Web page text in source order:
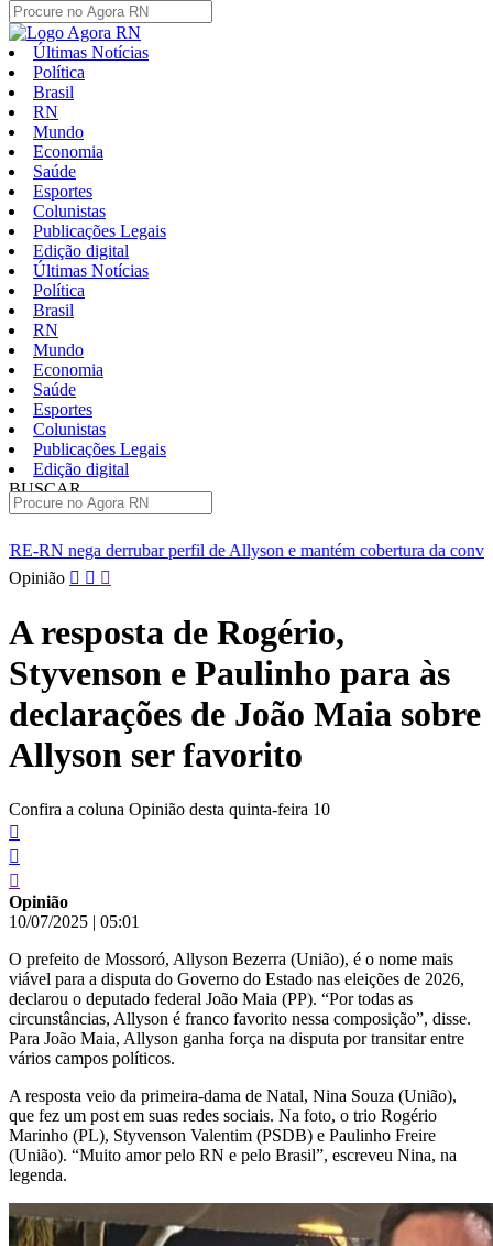
Últimas Notícias
Política
Brasil
RN
Mundo
Economia
Saúde
Esportes
Colunistas
Publicações Legais
Edição digital
Últimas Notícias
Política
Brasil
RN
Mundo
Economia
Saúde
Esportes
Colunistas
Publicações Legais
Edição digital
BUSCAR
de Allyson e mantém cobertura da convenção
Dupla de
Pular
para
conteúdo
Opinião
A resposta de Rogério,
Styvenson e Paulinho para às
declarações de João Maia sobre
Allyson ser favorito
Confira a coluna Opinião desta quinta-feira 10
Opinião
10/07/2025 | 05:01
O prefeito de Mossoró, Allyson Bezerra (União), é o nome mais
viável para a disputa do Governo do Estado nas eleições de 2026,
declarou o deputado federal João Maia (PP). “Por todas as
circunstâncias, Allyson é franco favorito nessa composição”, disse.
Para João Maia, Allyson ganha força na disputa por transitar entre
vários campos políticos.
A resposta veio da primeira-dama de Natal, Nina Souza (União),
que fez um post em suas redes sociais. Na foto, o trio Rogério
Marinho (PL), Styvenson Valentim (PSDB) e Paulinho Freire
(União). “Muito amor pelo RN e pelo Brasil”, escreveu Nina, na
legenda.